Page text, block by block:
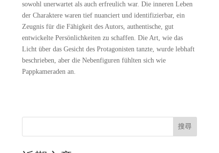
sowohl unerwartet als auch erfreulich war. Die inneren Leben
der Charaktere waren tief nuanciert und identifizierbar, ein
Zeugnis für die Fähigkeit des Autors, authentische, gut
entwickelte Persönlichkeiten zu schaffen. Die Art, wie das
Licht über das Gesicht des Protagonisten tanzte, wurde lebhaft
beschrieben, aber die Nebenfiguren fühlten sich wie
Pappkameraden an.
搜尋